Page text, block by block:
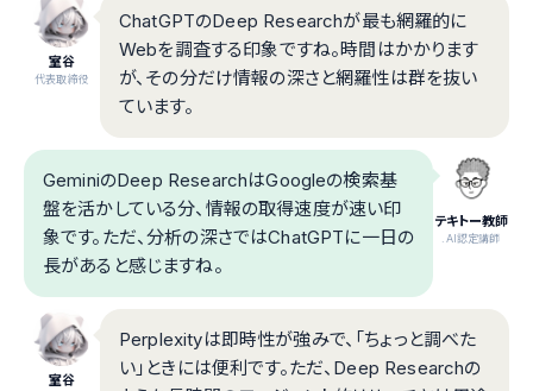
室谷
代表取締役
ChatGPTのDeep Researchが最も網羅的に
Webを調査する印象ですね。時間はかかります
が、その分だけ情報の深さと網羅性は群を抜い
ています。
テキトー教師
.AI認定講師
GeminiのDeep ResearchはGoogleの検索基
盤を活かしている分、情報の取得速度が速い印
象です。ただ、分析の深さではChatGPTに一日の
長があると感じますね。
室谷
Perplexityは即時性が強みで、「ちょっと調べた
い」ときには便利です。ただ、Deep Researchの